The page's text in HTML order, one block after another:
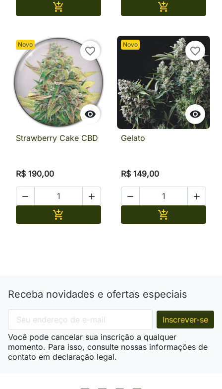
 
Novo

favorite_border
Strawberry Cake CBD
R$ 190,00
 

Novo

favorite_border
Gelato
R$ 149,00
 

Receba novidades e ofertas especiais
Você pode cancelar sua inscrição a qualquer
momento. Para isso, consulte nossas informações de
contato em declaração legal.